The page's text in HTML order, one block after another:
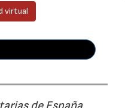
virtual